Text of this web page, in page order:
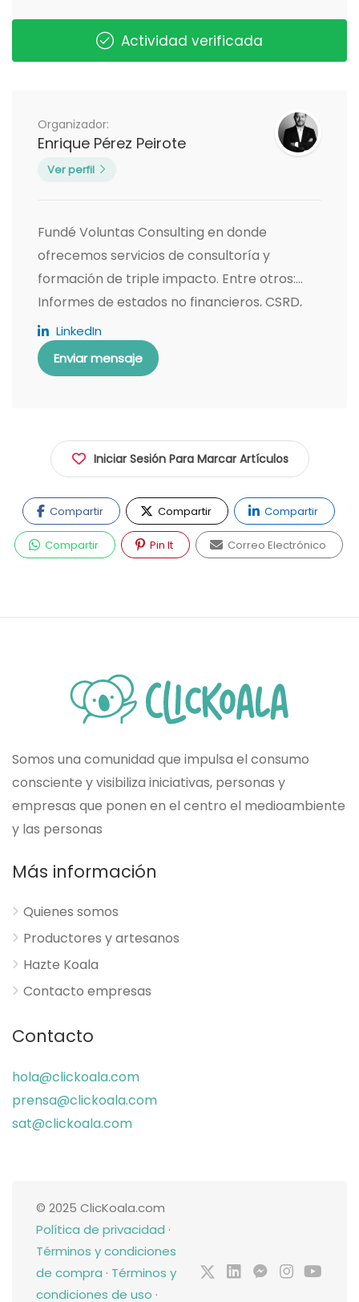
Actividad verificada
Organizador:
Enrique Pérez Peirote
Ver perfil
Fundé Voluntas Consulting en donde
ofrecemos servicios de consultoría y
formación de triple impacto. Entre otros:
Informes de estados no financieros, CSRD,
CS3D, EURD, Doble Materialidad, planes
estratégicos en sostenibilidad,
descarbonización y acción climática.
benchmarking y adaptación de sistemas de
gestión ESG, inteligencia y analítica de datos.
empresas para planificar estrategia
aplicando la innovación tecnológica
mediante metodologías ágiles. Me focalizo
LinkedIn
Enviar mensaje
Iniciar Sesión Para Marcar Artículos
Compartir Compartir Compartir
Compartir Pin It Correo Electrónico
Somos una comunidad que impulsa el consumo
consciente y visibiliza iniciativas, personas y
empresas que ponen en el centro el medioambiente
y las personas
Más información
Quienes somos
Productores y artesanos
Hazte Koala
Contacto empresas
Contacto
hola@clickoala.com
prensa@clickoala.com
sat@clickoala.com
© 2025 ClicKoala.com
Política de privacidad ·
Términos y condiciones
de compra · Términos y
condiciones de uso ·